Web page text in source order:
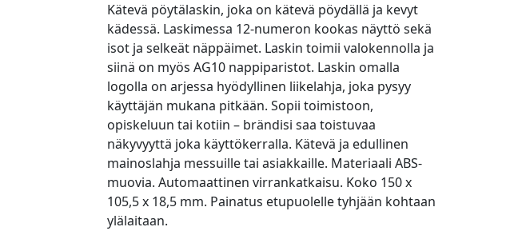
Kätevä pöytälaskin, joka on kätevä pöydällä ja kevyt
kädessä. Laskimessa 12-numeron kookas näyttö sekä
isot ja selkeät näppäimet. Laskin toimii valokennolla ja
siinä on myös AG10 nappiparistot. Laskin omalla
logolla on arjessa hyödyllinen liikelahja, joka pysyy
käyttäjän mukana pitkään. Sopii toimistoon,
opiskeluun tai kotiin – brändisi saa toistuvaa
näkyvyyttä joka käyttökerralla. Kätevä ja edullinen
mainoslahja messuille tai asiakkaille. Materiaali ABS-
muovia. Automaattinen virrankatkaisu. Koko 150 x
105,5 x 18,5 mm. Painatus etupuolelle tyhjään kohtaan
ylälaitaan.